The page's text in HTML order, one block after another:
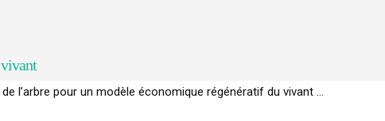
« GIEC de la biodiversité » appelle les entreprises à devenir des alliées du